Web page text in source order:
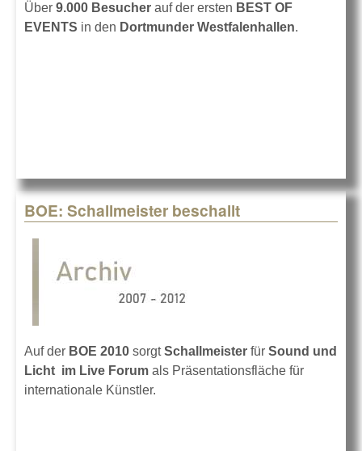
Über 9.000 Besucher auf der ersten BEST OF
EVENTS in den Dortmunder Westfalenhallen.
BOE: Schallmeister beschallt
Auf der BOE 2010 sorgtSchallmeister für Sound und
Licht im Live Forum als Präsentationsfläche für
internationale Künstler.